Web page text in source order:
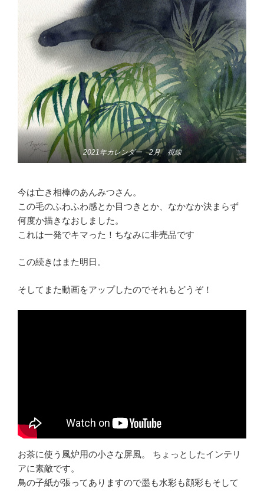
2021年カレンダー 2月 視線
今は亡き相棒のあんみつさん。
この毛のふわふわ感とか目つきとか、なかなか決まらず
何度か描きなおしました。
これは一発でキマった！ちなみに非売品です
この続きはまた明日。
そしてまた動画をアップしたのでそれもどうぞ！
お茶に使う風炉用の小さな屏風。 ちょっとしたインテリ
アに素敵です。
鳥の子紙が張ってありますので墨も水彩も顔彩もそして